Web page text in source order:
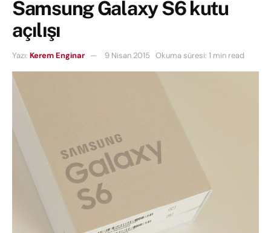
Samsung Galaxy S6 kutu
açılışı
Yazı: Kerem Enginar 9 Nisan 2015 Okuma süresi: 1 min read